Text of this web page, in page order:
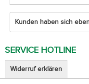
Kunden haben sich
SERVICE HOTLINE
Widerruf erklären